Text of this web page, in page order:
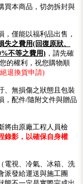
買本商品，切勿拆封與
僅能以福利品出售，
失之費用(回復原狀、
不等之費用) ，請先確
的權利，祝您購物順
退換貨申請)
、無損傷之狀態且包裝
，配件/隨附文件與贈品
將由原廠工程人員檢
錄影，以確保自身權
電視、冷氣、冰箱、洗
派發給運送與施工團